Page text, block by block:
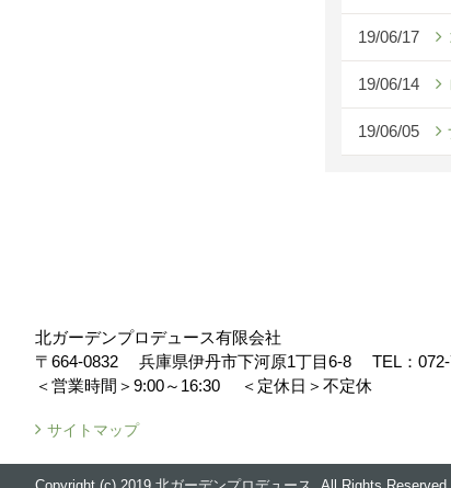
19/06/17
19/06/14
19/06/05
北ガーデンプロデュース有限会社
〒664-0832
兵庫県伊丹市下河原1丁目6-8 TEL：
＜営業時間＞9:00～16:30
＜定休日＞不定休
サイトマップ